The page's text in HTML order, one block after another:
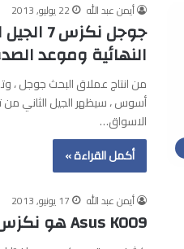
أيمن عبد الله 22 يوليو, 2013
جوجل
النهائية وموعد
من انتاج عملاق البحث جوجل ،
الاسواق…
أكمل القراءة »
أيمن عبد الله 17 يونيو, 2013
Asus K009 هو نكزس 7 القادم